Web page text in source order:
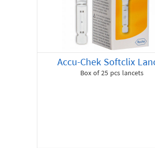
Accu-Chek Softclix
Box of 25 pcs lancets